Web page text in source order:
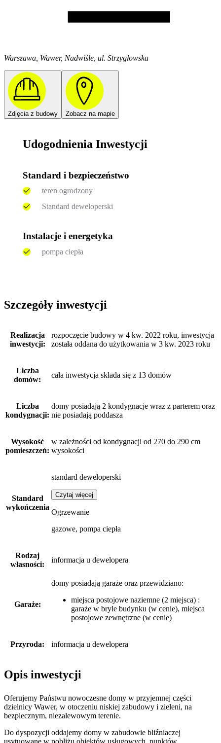
Warszawa, Wawer, Nadwiśle, ul. Strzygłowska
Zdjęcia z budowy Zobacz na mapie
Udogodnienia Inwestycji
Standard i bezpieczeństwo
teren ogrodzony
Standard deweloperski
Instalacje i energetyka
pompa ciepła
Szczegóły inwestycji
Realizacja
inwestycji:
rozpoczęcie budowy w 4 kw. 2022 roku, inwestycja
została oddana do użytkowania w 3 kw. 2023 roku
Liczba
domów:
cała inwestycja składa się z 13 domów
Liczba
kondygnacji:
domy posiadają 2 kondygnacje wraz z parterem oraz
nie posiadają poddasza
Wysokość
pomieszczeń:
w zależności od kondygnacji od 270 do 290 cm
wysokości
Standard
wykończenia
standard deweloperski
Czytaj więcej
Ogrzewanie
gazowe, pompa ciepła
Rodzaj
własności:
informacja u dewelopera
Garaże:
domy posiadają garaże oraz przewidziano:
miejsca postojowe naziemne (2 miejsca) :
garaże w bryle budynku (w cenie), miejsca
postojowe zewnętrzne (w cenie)
Przyroda: informacja u dewelopera
Opis inwestycji
Oferujemy Państwu nowoczesne domy w przyjemnej części
dzielnicy Wawer, w otoczeniu niskiej zabudowy i zieleni, na
bezpiecznym, niezalewowym terenie.
Do dyspozycji oddajemy domy w zabudowie bliźniaczej